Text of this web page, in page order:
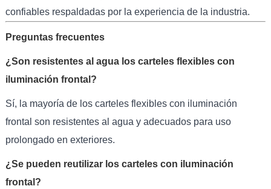
confiables respaldadas por la experiencia de la industria.
Preguntas frecuentes
¿Son resistentes al agua los carteles flexibles con
iluminación frontal?
Sí, la mayoría de los carteles flexibles con iluminación
frontal son resistentes al agua y adecuados para uso
prolongado en exteriores.
¿Se pueden reutilizar los carteles con iluminación
frontal?